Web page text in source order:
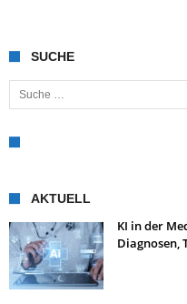
SUCHE
Suche nach:
AKTUELL
KI in der
Diagnosen,